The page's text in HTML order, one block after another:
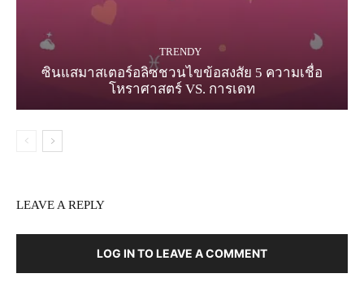
TRENDY
ซินแสมาสเตอร์อลิซชวนไขข้อสงสัย 5 ความเชื่อ
โหราศาสตร์ VS. การเดท
LEAVE A REPLY
LOG IN TO LEAVE A COMMENT